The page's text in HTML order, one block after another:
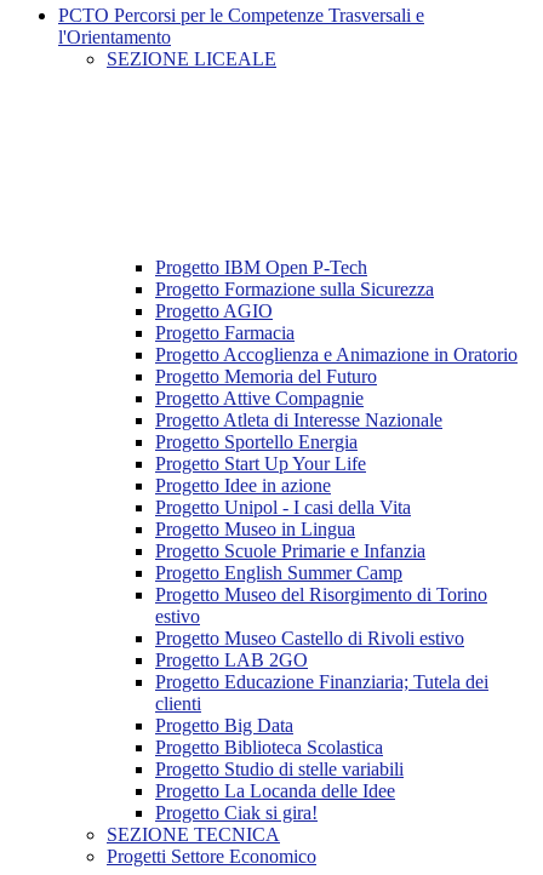
PCTO Percorsi per le Competenze Trasversali e
l'Orientamento
SEZIONE LICEALE
Progetto IBM Open P-Tech
Progetto Formazione sulla Sicurezza
Progetto AGIO
Progetto Farmacia
Progetto Accoglienza e Animazione in Oratorio
Progetto Memoria del Futuro
Progetto Attive Compagnie
Progetto Atleta di Interesse Nazionale
Progetto Sportello Energia
Progetto Start Up Your Life
Progetto Idee in azione
Progetto Unipol - I casi della Vita
Progetto Museo in Lingua
Progetto Scuole Primarie e Infanzia
Progetto English Summer Camp
Progetto Museo del Risorgimento di Torino
estivo
Progetto Museo Castello di Rivoli estivo
Progetto LAB 2GO
Progetto Educazione Finanziaria; Tutela dei
clienti
Progetto Big Data
Progetto Biblioteca Scolastica
Progetto Studio di stelle variabili
Progetto La Locanda delle Idee
Progetto Ciak si gira!
SEZIONE TECNICA
Progetti Settore Economico